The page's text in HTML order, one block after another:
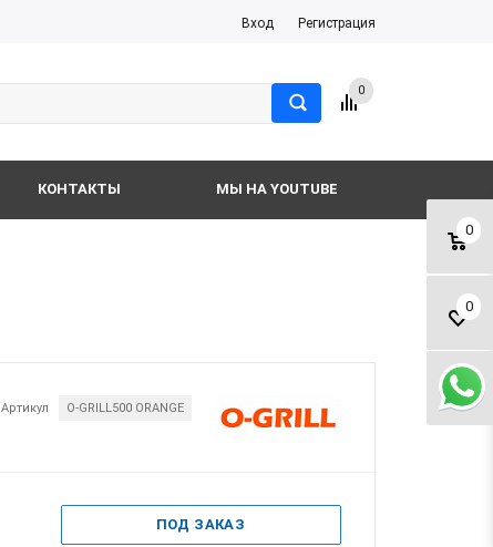
Вход Регистрация
0
0
0
КОНТАКТЫ МЫ НА YOUTUBE
Артикул O-GRILL500 ORANGE
ПОД ЗАКАЗ